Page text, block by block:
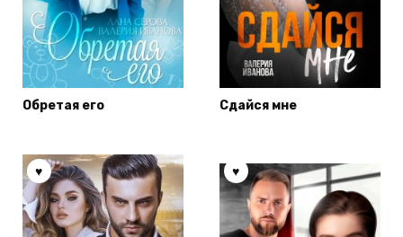
Обретая его Сдайся мне